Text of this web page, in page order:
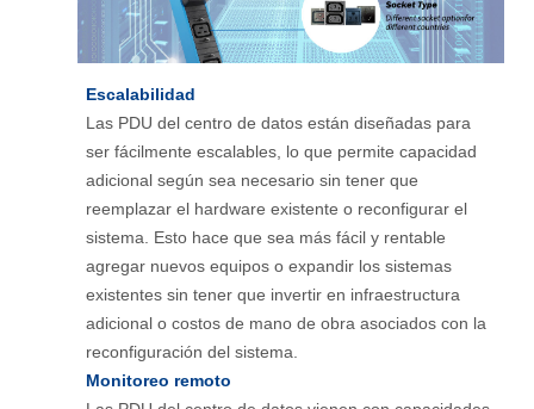
Escalabilidad
Las PDU del centro de datos están diseñadas para
ser fácilmente escalables, lo que permite capacidad
adicional según sea necesario sin tener que
reemplazar el hardware existente o reconfigurar el
sistema. Esto hace que sea más fácil y rentable
agregar nuevos equipos o expandir los sistemas
existentes sin tener que invertir en infraestructura
adicional o costos de mano de obra asociados con la
reconfiguración del sistema.
Monitoreo remoto